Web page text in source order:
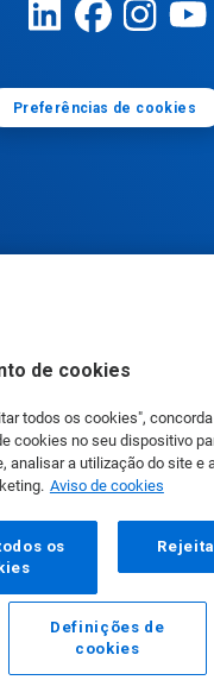
de cookies
todos os cookies",
cookies no seu dispositivo
analisar a utilização do site e
Aviso de cookies
os
Definições de
cookies
Preferências de cookies
E-mail
de
de Privacidade